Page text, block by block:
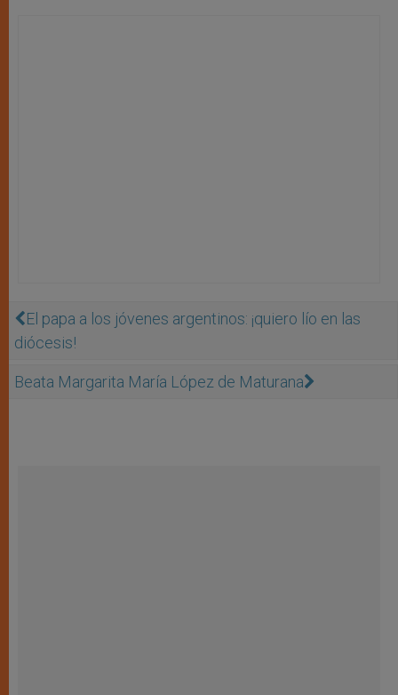
El papa a los jóvenes argentinos: ¡quiero lío en las
diócesis!
Beata Margarita María López de Maturana